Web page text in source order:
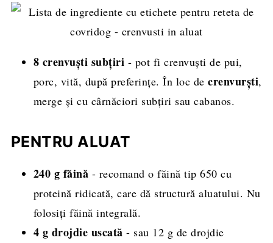
preparare
8 crenvuști subțiri - pot fi crenvuști de pui,
porc, vită, după preferințe. În loc decrenvurști,
merge și cu cârnăciori subțiri sau cabanos.
PENTRU ALUAT
240 g făină - recomand o făină tip 650 cu
proteină ridicată, care dă structură aluatului. Nu
folosiți făină integrală.
4 g drojdie uscată - sau 12 g de drojdie